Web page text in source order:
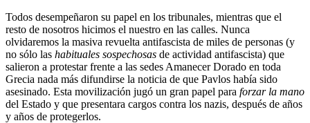
Todos desempeñaron su papel en los tribunales, mientras que el
resto de nosotros hicimos el nuestro en las calles. Nunca
olvidaremos la masiva revuelta antifascista de miles de personas (y
no sólo las habituales sospechosas de actividad antifascista) que
salieron a protestar frente a las sedes Amanecer Dorado en toda
Grecia nada más difundirse la noticia de que Pavlos había sido
asesinado. Esta movilización jugó un gran papel para forzar la mano
del Estado y que presentara cargos contra los nazis, después de años
y años de protegerlos.